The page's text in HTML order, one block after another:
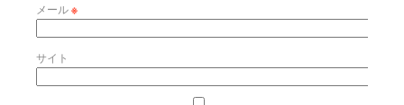
メール※
サイト